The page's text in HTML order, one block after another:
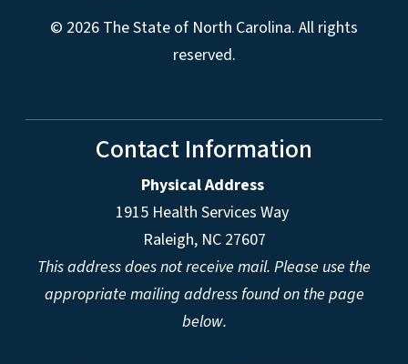
© 2026 The State of North Carolina. All rights
reserved.
Contact Information
Physical Address
1915 Health Services Way
Raleigh, NC 27607
This address does not receive mail. Please use the
appropriate mailing address found on the page
below.